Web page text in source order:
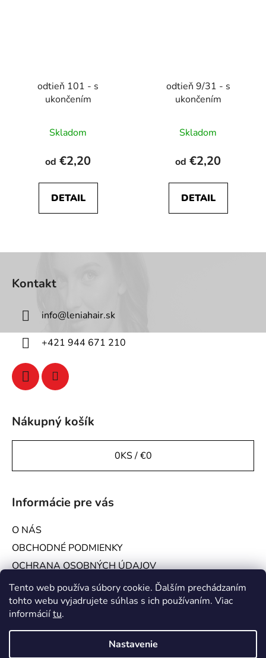
Tento web používa súbory cookie. Ďalším prechádzaním
tohto webu vyjadrujete súhlas s ich používaním. Viac
informáciítu.
Nastavenie
odtieň 101 - s
ukončením
Skladom
od €2,20
DETAIL
odtieň 9/31 - s
ukončením
Skladom
od €2,20
DETAIL
i
Kontakt
info@leniahair.sk
+421 944 671 210
Nákupný košík
0KS /€0
Informácie pre vás
O NÁS
OBCHODNÉ PODMIENKY
OCHRANA OSOBNÝCH ÚDAJOV
KONTAKTY
GALÉRIA
Platby a doprava